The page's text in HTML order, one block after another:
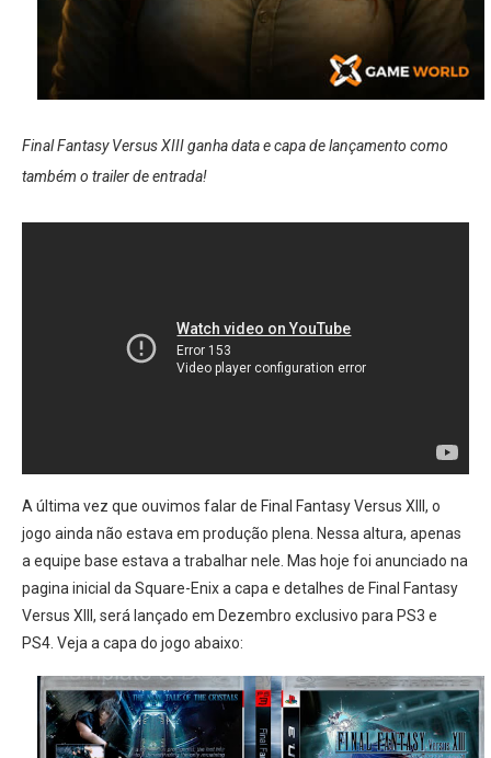
Final Fantasy Versus XIII ganha data e capa de lançamento como
também o trailer de entrada!
A última vez que ouvimos falar de Final Fantasy Versus XIII, o
jogo ainda não estava em produção plena. Nessa altura, apenas
a equipe base estava a trabalhar nele. Mas hoje foi anunciado na
pagina inicial da Square-Enix a capa e detalhes de Final Fantasy
Versus XIII, será lançado em Dezembro exclusivo para PS3 e
PS4. Veja a capa do jogo abaixo: